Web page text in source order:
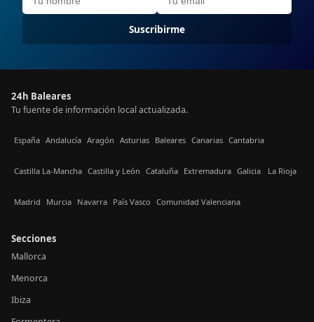
Suscribirme
24h Baleares
Tu fuente de información local actualizada.
España Andalucía Aragón Asturias Baleares Canarias Cantabria
Castilla La-Mancha Castilla y León Cataluña Extremadura Galicia La Rioja
Madrid Murcia Navarra País Vasco Comunidad Valenciana
Secciones
Mallorca
Menorca
Ibiza